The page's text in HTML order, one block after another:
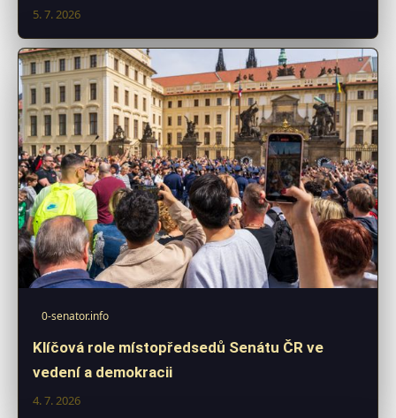
5. 7. 2026
0-senator.info
Klíčová role místopředsedů Senátu ČR ve
vedení a demokracii
4. 7. 2026